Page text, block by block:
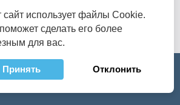
сайт использует файлы Cookie.
сделать его более
для вас.
Принять Отклонить